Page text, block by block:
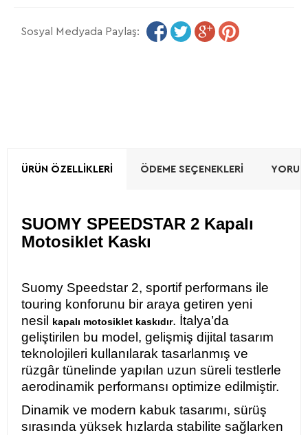
Sosyal Medyada Paylaş:
ÜRÜN ÖZELLIKLERI ÖDEME SEÇENEKLERI
SUOMY SPEEDSTAR 2 Kapalı
Motosiklet Kaskı
Suomy Speedstar 2, sportif performans ile
touring konforunu bir araya getiren yeni
nesil
kapalı motosiklet kaskıdır. İtalya’da
geliştirilen bu model, gelişmiş dijital tasarım
teknolojileri kullanılarak tasarlanmış ve
rüzgâr tünelinde yapılan uzun süreli testlerle
aerodinamik performansı optimize edilmiştir.
Dinamik ve modern kabuk tasarımı, sürüş
sırasında yüksek hızlarda stabilite sağlarken